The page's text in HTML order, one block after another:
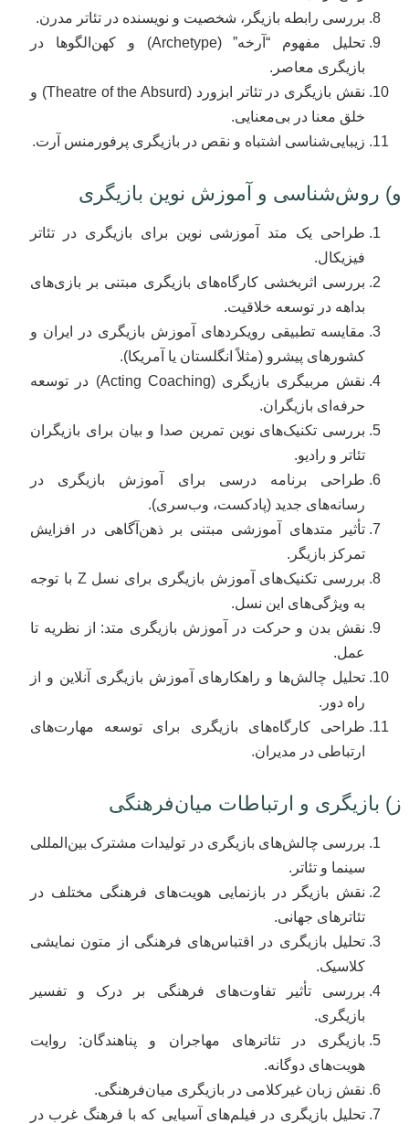
بررسی رابطه بازیگر، شخصیت و نویسنده در تئاتر مدرن.
تحلیل مفهوم “آرخه” (Archetype) و کهن‌الگوها در
بازیگری معاصر.
نقش بازیگری در تئاتر ابزورد (Theatre of the Absurd) و
خلق معنا در بی‌معنایی.
زیبایی‌شناسی اشتباه و نقص در بازیگری پرفورمنس آرت.
و) روش‌شناسی و آموزش نوین بازیگری
طراحی یک متد آموزشی نوین برای بازیگری در تئاتر
فیزیکال.
بررسی اثربخشی کارگاه‌های بازیگری مبتنی بر بازی‌های
بداهه در توسعه خلاقیت.
مقایسه تطبیقی رویکردهای آموزش بازیگری در ایران و
کشورهای پیشرو (مثلاً انگلستان یا آمریکا).
نقش مربیگری بازیگری (Acting Coaching) در توسعه
حرفه‌ای بازیگران.
بررسی تکنیک‌های نوین تمرین صدا و بیان برای بازیگران
تئاتر و رادیو.
طراحی برنامه درسی برای آموزش بازیگری در
رسانه‌های جدید (پادکست، وب‌سری).
تأثیر متدهای آموزشی مبتنی بر ذهن‌آگاهی در افزایش
تمرکز بازیگر.
بررسی تکنیک‌های آموزش بازیگری برای نسل Z با توجه
به ویژگی‌های این نسل.
نقش بدن و حرکت در آموزش بازیگری متد: از نظریه تا
عمل.
تحلیل چالش‌ها و راهکارهای آموزش بازیگری آنلاین و از
راه دور.
طراحی کارگاه‌های بازیگری برای توسعه مهارت‌های
ارتباطی در مدیران.
ز) بازیگری و ارتباطات میان‌فرهنگی
بررسی چالش‌های بازیگری در تولیدات مشترک بین‌المللی
سینما و تئاتر.
نقش بازیگر در بازنمایی هویت‌های فرهنگی مختلف در
تئاترهای جهانی.
تحلیل بازیگری در اقتباس‌های فرهنگی از متون نمایشی
کلاسیک.
بررسی تأثیر تفاوت‌های فرهنگی بر درک و تفسیر
بازیگری.
بازیگری در تئاترهای مهاجران و پناهندگان: روایت
هویت‌های دوگانه.
نقش زبان غیرکلامی در بازیگری میان‌فرهنگی.
تحلیل بازیگری در فیلم‌های آسیایی که با فرهنگ غرب در